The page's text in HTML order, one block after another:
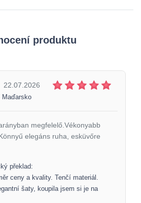
produktu
22.07.2026
megfelelő.Vékonyabb
elegáns ruha, esküvőre
překlad:
ceny a kvality. Tenčí materiál.
šaty, koupila jsem si je na